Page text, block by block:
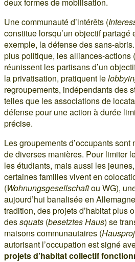
Une communauté d’intérêts (
constitue lorsqu’un objectif partagé
exemple, la défense des sans-
plus politique, les alliances-actions (
réunissent les partisans d’un
la privatisation, pratiquent le
regroupements, indépendants des
telles que les associations de
défense pour une action à durée
précise.
Les groupements d’occupants sont
de diverses manières. Pour limiter
les étudiants, mais aussi les
certaines familles vivent en
(Wohnungsgesellschaftou WG),
aujourd’hui banalisée en
tradition, des projets d’habitat plus
dessquats (besetztes Haus) se
maisons communautaires (
autorisant l’occupation est signé
projets d’habitat collectif